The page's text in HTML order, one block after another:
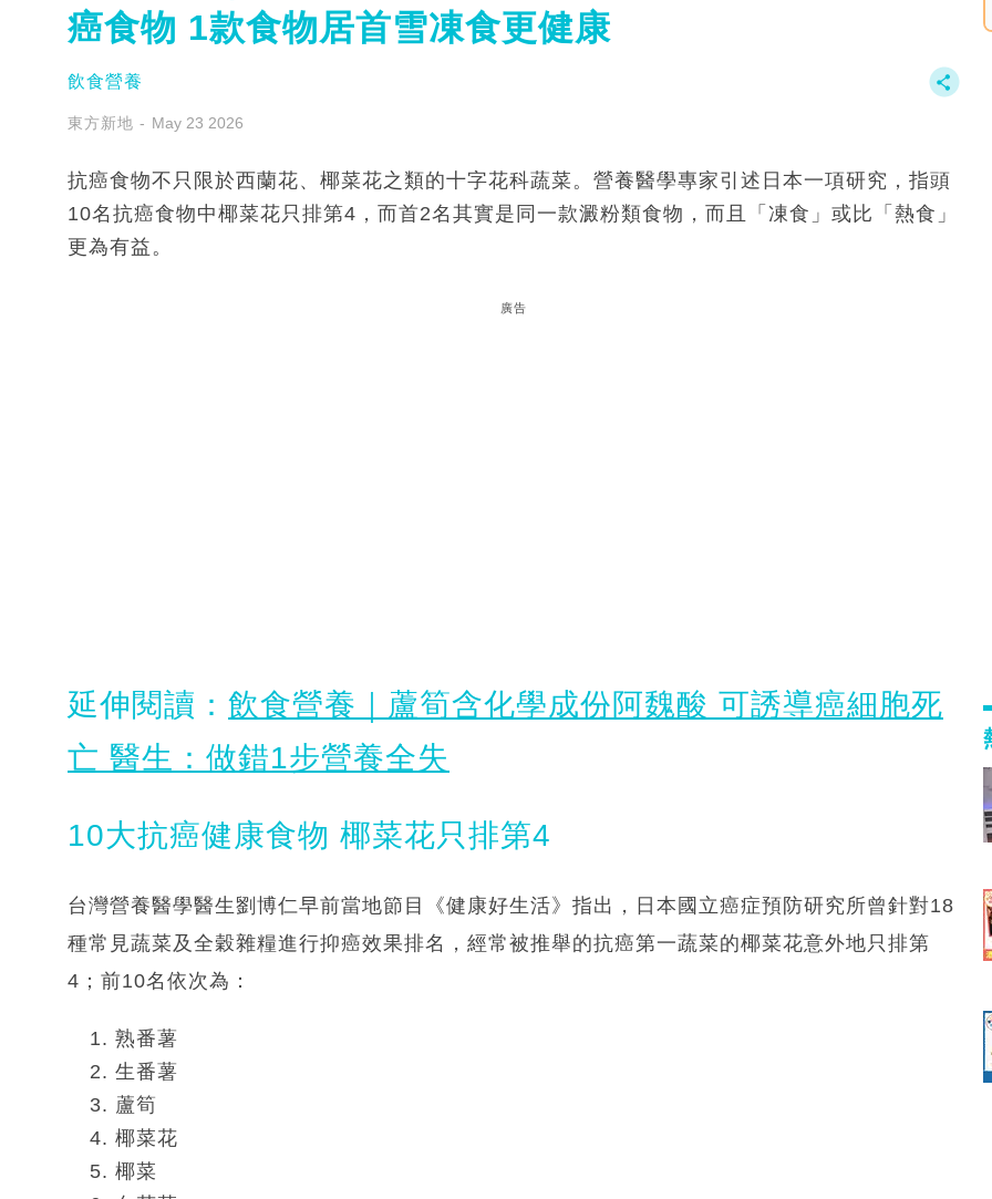
癌食物 1款食物居首雪凍食更健康
飲食營養
東方新地 May 23 2026
抗癌食物不只限於西蘭花、椰菜花之類的十字花科蔬菜。營養醫學專家引述日本一項研究，指頭
10名抗癌食物中椰菜花只排第4，而首2名其實是同一款澱粉類食物，而且「凍食」或比「熱食」
更為有益。
廣告
延伸閱讀： 飲食營養｜蘆筍含化學成份阿魏酸 可誘導癌細胞死
亡 醫生：做錯1步營養全失
10大抗癌健康食物 椰菜花只排第4
台灣營養醫學醫生劉博仁早前當地節目《健康好生活》指出，日本國立癌症預防研究所曾針對18
種常見蔬菜及全穀雜糧進行抑癌效果排名，經常被推舉的抗癌第一蔬菜的椰菜花意外地只排第
4；前10名依次為：
熟番薯
生番薯
蘆筍
椰菜花
椰菜